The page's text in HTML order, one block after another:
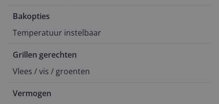
Bakopties
Temperatuur instelbaar
Grillen gerechten
Vlees / vis / groenten
Vermogen